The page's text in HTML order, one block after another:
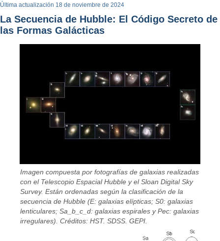
Última actualización 18 de noviembre de 2024
La Secuencia de Hubble: El Código Secreto de
las Formas Galácticas
Imagen compuesta por fotografías de galaxias realizadas
con el Telescopio Espacial Hubble y el Sloan Digital Sky
Survey. Están ordenadas según la clasificación de la
secuencia de Hubble (E: galaxias elípticas; S0: galaxias
lenticulares; Sa_b_c_d: galaxias espirales y Pec: galaxias
irregulares). Créditos: HST. SDSS. GEPI.